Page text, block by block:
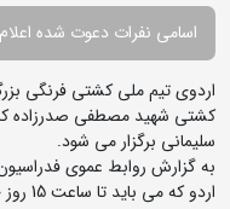
اسامی نفرات دعوت شده
کشتی شهید مصطفی صدرزاده
سلیمانی برگزار می شود.
به گزارش روابط عموی
اردو